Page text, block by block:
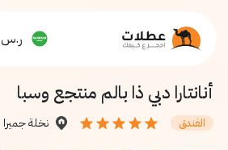
ر.س
أنانتارا دبي ذا بالم منتجع وسبا
الفندق نخلة جميرا